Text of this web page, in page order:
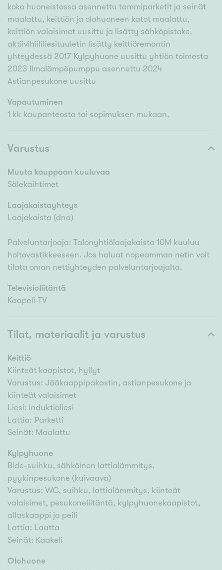
koko huoneistossa asennettu tammiparketit ja seinät
maalattu, keittiön ja olohuoneen katot maalattu,
keittiön valaisimet uusittu ja lisätty sähköpistoke.
aktiivihiililiesituuletin lisätty keittiöremontin
yhteydessä 2017 Kylpyhuone uusittu yhtiön toimesta
2023 Ilmalämpöpumppu asennettu 2024
Astianpesukone uusittu
Vapautuminen
1 kk kaupanteosta tai sopimuksen mukaan.
Varustus
Muuta kauppaan kuuluvaa
Sälekaihtimet
Laajakaistayhteys
Laajakaista (dna)
Palveluntarjoaja: Talonyhtiölaajakaista 10M kuuluu
hoitovastikkeeseen. Jos haluat nopeamman netin voit
tilata oman nettiyhteyden palveluntarjoajalta.
Televisioliitäntä
Kaapeli-TV
Tilat, materiaalit ja varustus
Keittiö
Kiinteät kaapistot, hyllyt
Varustus: Jääkaappipakastin, astianpesukone ja
kiinteät valaisimet
Liesi: Induktioliesi
Lattia: Parketti
Seinät: Maalattu
Kylpyhuone
Bide-suihku, sähköinen lattialämmitys,
pyykinpesukone (kuivaava)
Varustus: WC, suihku, lattialämmitys, kiinteät
valaisimet, pesukoneliitäntä, kylpyhuonekaapistot,
allaskaappi ja peili
Lattia: Laatta
Seinät: Kaakeli
Olohuone